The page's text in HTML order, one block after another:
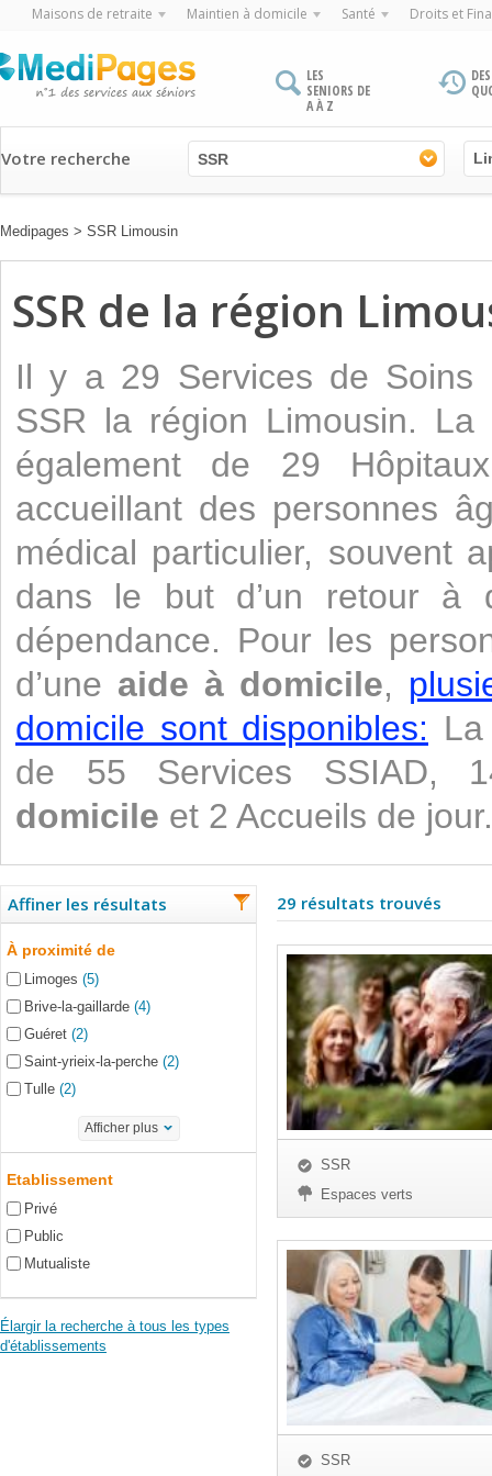
Maisons de retraite Maintien à domicile Santé Droits et
LES
SENIORS DE
A À Z
Votre recherche SSR
Medipages > SSR Limousin
SSR de la région
Il y a 29 Services de Soins
SSR la région Limousin. La
également de 29
accueillant des personnes
médical particulier, souvent
dans le but d’un retour à
dépendance. Pour les
d’une aide à domicile,
domicile sont disponibles:
de 55 Services SSIAD,
domicile et 2 Accueils de jour.
Affiner les résultats
À proximité de
Limoges (5)
Brive-la-gaillarde (4)
Guéret (2)
Saint-yrieix-la-perche (2)
Tulle (2)
Afficher plus
Etablissement
Privé
Public
Mutualiste
Élargir la recherche à tous les types
d'établissements
29 résultats trouvés
SSR
Espaces verts
SSR